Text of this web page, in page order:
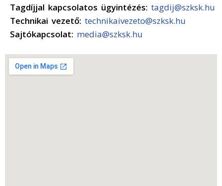
Tagdíjjal kapcsolatos ügyintézés: tagdij@szksk.hu
Technikai vezető: technikaivezeto@szksk.hu
Sajtókapcsolat: media@szksk.hu